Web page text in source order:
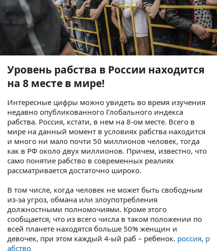
Уровень рабства в России находится
на 8 месте в мире!
Интересные цифры можно увидеть во время изучения
недавно опубликованного Глобального индекса
рабства. Россия, кстати, в нем на 8-ом месте. Всего в
мире на данный момент в условиях рабства находится
и много ни мало почти 50 миллионов человек, тогда
как в РФ около двух миллионов. Причем, известно, что
само понятие рабство в современных реалиях
рассматривается достаточно широко.
В том числе, когда человек не может быть свободным
из-за угроз, обмана или злоупотребления
должностными полномочиями. Кроме этого
сообщается, что из всего числа в таком положении по
всей планете находятся больше 50% женщин и
девочек, при этом каждый 4-ый раб – ребенок. россия, р
абство